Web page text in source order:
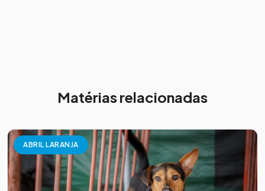
Matérias relacionadas
ABRIL LARANJA